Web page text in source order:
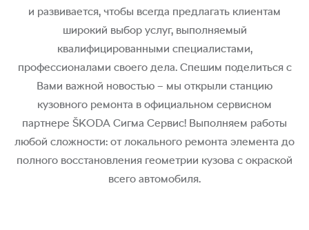
и развивается, чтобы всегда предлагать клиентам
широкий выбор услуг, выполняемый
квалифицированными специалистами,
профессионалами своего дела. Спешим поделиться с
Вами важной новостью – мы открыли станцию
кузовного ремонта в официальном сервисном
партнере ŠKODA Сигма Сервис! Выполняем работы
любой сложности: от локального ремонта элемента до
полного восстановления геометрии кузова с окраской
всего автомобиля.